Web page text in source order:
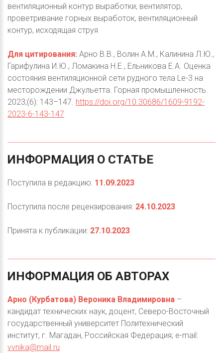
вентиляционный контур выработки, вентилятор,
проветривание горных выработок, вентиляционный
контур, исходящая струя
Для цитирования: Арно В.В., Волин А.М., Калинина Л.Ю.,
Гарифулина И.Ю., Ломакина Н.Е., Ельникова Е.А. Оценка
состояния вентиляционной сети рудного тела Le-3 на
месторождении Джульетта. Горная промышленность.
2023;(6): 143–147. https://doi.org/10.30686/1609-9192-
2023-6-143-147
ИНФОРМАЦИЯ О СТАТЬЕ
Поступила в редакцию: 11.09.2023
Поступила после рецензирования: 24.10.2023
Принята к публикации: 27.10.2023
ИНФОРМАЦИЯ ОБ АВТОРАХ
Арно (Курбатова) Вероника Владимировна –
кандидат технических наук, доцент, Северо-Восточный
государственный университет Политехнический
институт, г. Магадан, Российская Федерация; е-mail:
vvnika@mail.ru